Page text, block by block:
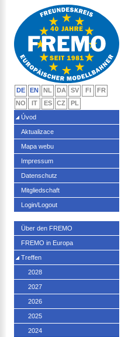
DE EN NL DA SV FI
FR
NO
IT ES CZ
PL
Úvod
Aktualizace
Mapa webu
Impressum
Datenschutz
Mitgliedschaft
Login/Logout
Über den FREMO
FREMO in Europa
Treffen
2028
2027
2026
2025
2024